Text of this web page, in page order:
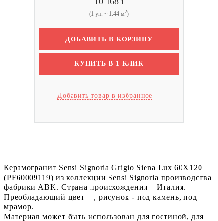
(1 уп. ~ 1.44 м2)
ДОБАВИТЬ В КОРЗИНУ
КУПИТЬ В 1 КЛИК
Добавить товар в избранное
Керамогранит Sensi Signoria Grigio Siena Lux 60X120
(PF60009119) из коллекции Sensi Signoria производства
фабрики ABK. Страна происхождения – Италия.
Преобладающий цвет – , рисунок - под камень, под
мрамор.
Материал может быть использован для гостиной, для